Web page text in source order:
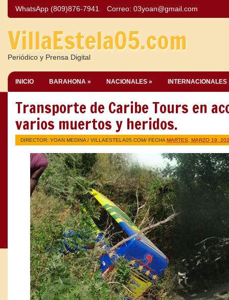
WhatsApp (809)876-7941 Correo: 03yoan@gmail.com
VillaEstela05.com
Periódico y Prensa Digital
INICIO BARAHONA » NACIONALES » INTERNACIONALES
Transporte de Caribe Tours en
varios muertos y heridos.
DIRECTOR: YOAN MEDINA / VILLAESTELA05.COM/ FECHA MARTES, MARZO 19,